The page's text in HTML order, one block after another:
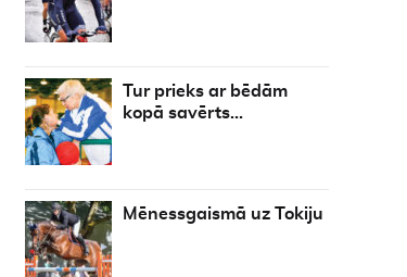
Tur prieks ar bēdām
kopā savērts…
Mēnessgaismā uz Tokiju